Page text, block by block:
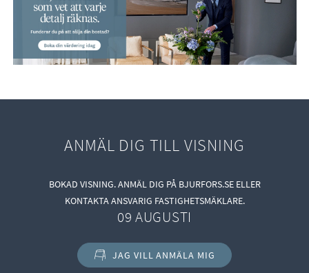
ger en behaglig ljuddämpning. Allrummet bjuder på en
fransk balkong och praktisk sovalkov. Här finns plats för
större möblemang som såväl soffa som matgrupp.
Helkaklat badrum utrustat med toalett, dusch, handfat,
ANMÄL DIG TILL VISNING
BOKAD VISNING. ANMÄL DIG PÅ BJURFORS.SE ELLER
KONTAKTA ANSVARIG FASTIGHETSMÄKLARE.
09 AUGUSTI
JAG VILL ANMÄLA MIG